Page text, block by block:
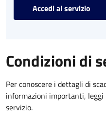
Accedi al servizio
Condizioni di
Per conoscere i dettagli di
informazioni importanti,
servizio.